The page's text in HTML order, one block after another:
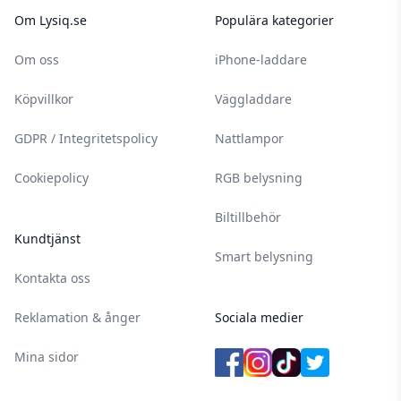
Om Lysiq.se
Om oss
Köpvillkor
GDPR / Integritetspolicy
Cookiepolicy
Kundtjänst
Kontakta oss
Reklamation & ånger
Mina sidor
Populära kategorier
iPhone-laddare
Väggladdare
Nattlampor
RGB belysning
Biltillbehör
Smart belysning
Sociala medier